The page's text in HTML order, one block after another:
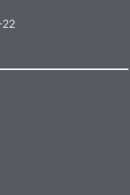
22